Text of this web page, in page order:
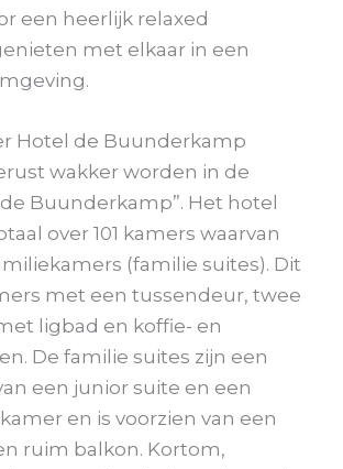
een heerlijk relaxed
met elkaar in een
Hotel de Buunderkamp
wakker worden in de
Buunderkamp”. Het hotel
over 101 kamers waarvan
(familie suites). Dit
met een tussendeur, twee
ligbad en koffie- en
De familie suites zijn een
een junior suite en een
en is voorzien van een
ruim balkon. Kortom,